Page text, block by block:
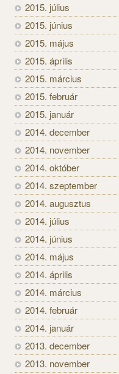
2015. július
2015. június
2015. május
2015. április
2015. március
2015. február
2015. január
2014. december
2014. november
2014. október
2014. szeptember
2014. augusztus
2014. július
2014. június
2014. május
2014. április
2014. március
2014. február
2014. január
2013. december
2013. november